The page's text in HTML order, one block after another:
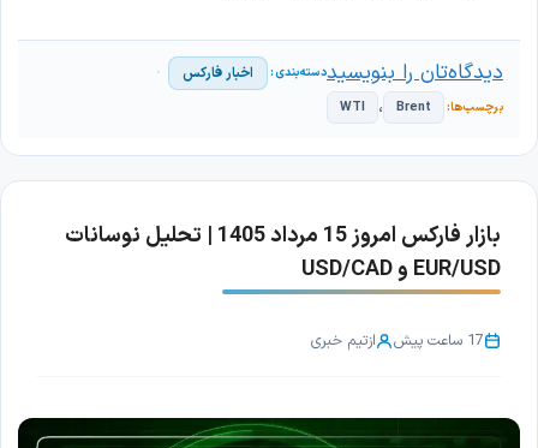
اخبار فارکس
Brent ، WTI
دیدگاه‌تان را بنویسید
بازار فارکس امروز 15 مرداد 1405 | تحلیل نوسانات
EUR/USD و USD/CAD
17 ساعت پیش ازتیم خبری